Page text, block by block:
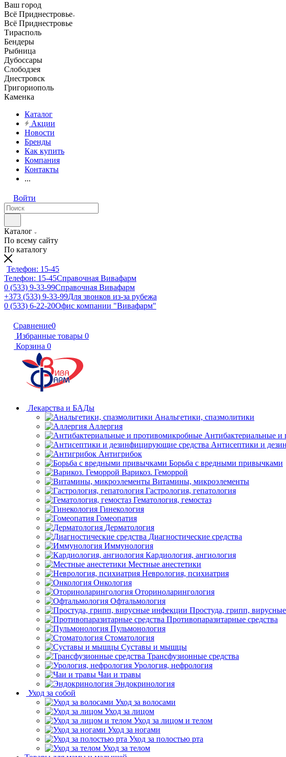
Ваш город
Всё Приднестровье
Всё Приднестровье
Тирасполь
Бендеры
Рыбница
Дубоссары
Слободзея
Днестровск
Григориополь
Каменка
Каталог
Акции
Новости
Бренды
Как купить
Компания
Контакты
...
Войти
Каталог
По всему сайту
По каталогу
Телефон: 15-45
Телефон: 15-45Справочная Вивафарм
0 (533) 9-33-99Справочная Вивафарм
+373 (533) 9-33-99Для звонков из-за рубежа
0 (533) 6-22-20Офис компании "Вивафарм"
Сравнение0
Избранные товары 0
Корзина 0
Лекарства и БАДы
Анальгетики, спазмолитики
Аллергия
Антибактериальные
Антисептики и
Антигрибок
Борьба с вредными привычками
Варикоз. Геморрой
Витамины, микроэлементы
Гастрология, гепатология
Гематология, гемостаз
Гинекология
Гомеопатия
Дерматология
Диагностические средства
Иммунология
Кардиология, ангиология
Местные анестетики
Неврология, психиатрия
Онкология
Оториноларингология
Офтальмология
Простуда, грипп,
Противопаразитарные средства
Пульмонология
Стоматология
Суставы и мышцы
Трансфузионные средства
Урология, нефрология
Чаи и травы
Эндокринология
Уход за собой
Уход за волосами
Уход за лицом
Уход за лицом и телом
Уход за ногами
Уход за полостью рта
Уход за телом